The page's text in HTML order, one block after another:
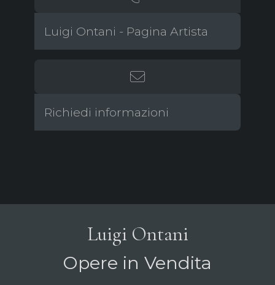
Luigi Ontani - Pagina Artista
Richiedi informazioni
Luigi Ontani
Opere in Vendita